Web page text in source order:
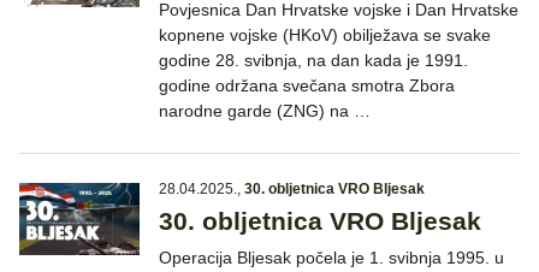
Povjesnica Dan Hrvatske vojske i Dan Hrvatske
kopnene vojske (HKoV) obilježava se svake
godine 28. svibnja, na dan kada je 1991.
godine održana svečana smotra Zbora
narodne garde (ZNG) na …
28.04.2025., 30. obljetnica VRO Bljesak
30. obljetnica VRO Bljesak
Operacija Bljesak počela je 1. svibnja 1995. u